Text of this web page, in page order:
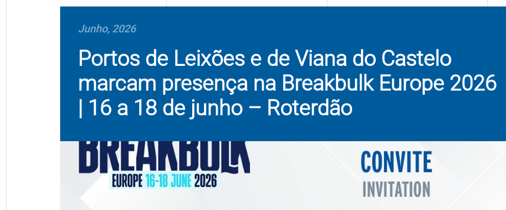
Junho, 2026
Portos de Leixões e de Viana do Castelo
marcam presença na Breakbulk Europe 2026
| 16 a 18 de junho – Roterdão